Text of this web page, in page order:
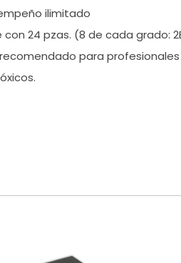
ilimitado
con 24 pzas. (8 de cada grado:
para